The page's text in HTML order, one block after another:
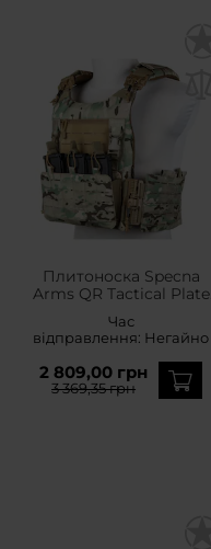
Плитоноска Specna
Arms QR Tactical Plate
Час
відправлення: Негайно
2 809,00 грн
3 369,35 грн